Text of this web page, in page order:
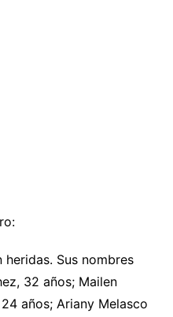
heridas. Sus nombres
32 años; Mailen
años; Ariany Melasco